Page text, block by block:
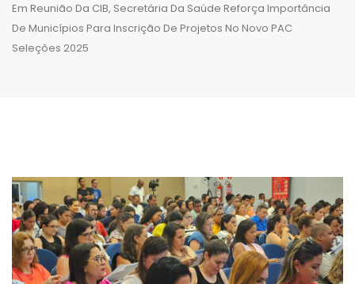
Em Reunião Da CIB, Secretária Da Saúde Reforça Importância
De Municípios Para Inscrição De Projetos No Novo PAC
Seleções 2025